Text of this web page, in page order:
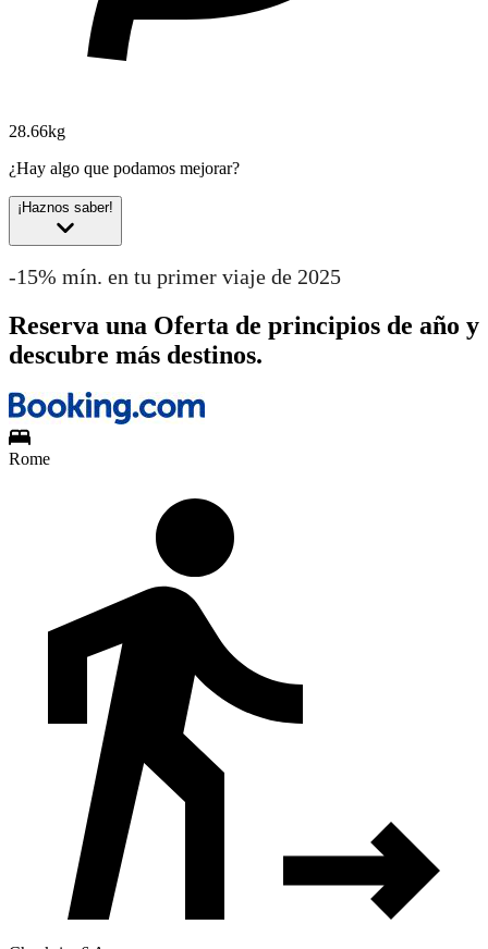
28.66kg
¿Hay algo que podamos mejorar?
¡Haznos saber!
-15% mín. en tu primer viaje de 2025
Reserva una Oferta de principios de año y
descubre más destinos.
Rome